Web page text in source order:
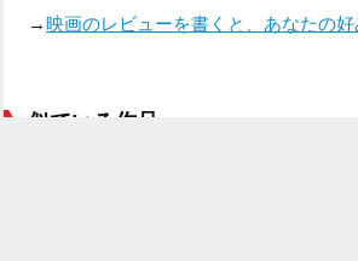
→映画のレビューを書くと、あなたの
似ている作品